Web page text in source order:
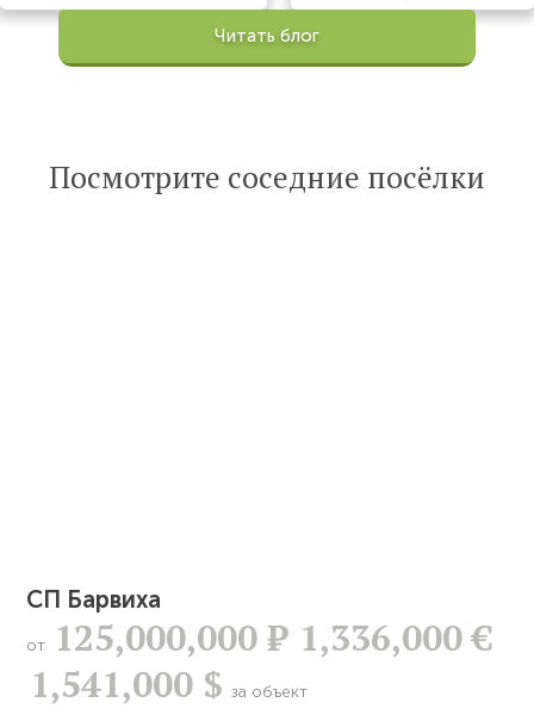
Просмотров:
Опубликована:
статью
Читать блог
Посмотрите соседние посёлки
СП Барвиха
от 125,000,000Р 1,336,000 €
1,541,000 $ за объект